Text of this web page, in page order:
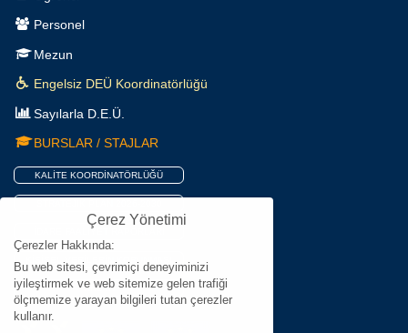
Personel
Mezun
Engelsiz DEÜ Koordinatörlüğü
Sayılarla D.E.Ü.
BURSLAR / STAJLAR
KALİTE KOORDİNATÖRLÜĞÜ
İDARE FAALİYET RAPORLARI
HRS4R
Çerez Yönetimi
Çerezler Hakkında:
Bu web sitesi, çevrimiçi deneyiminizi
iyileştirmek ve web sitemize gelen trafiği
ölçmemize yarayan bilgileri tutan çerezler
kullanır.